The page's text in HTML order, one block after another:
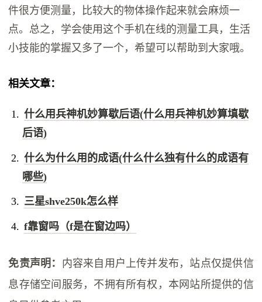
件很方便测量，比较大的物体操作起来就会麻烦一
点。总之，学会使用这个手机在线的测量工具，生活
小技能的掌握又多了一个，希望可以帮助到大家哦。
相关文章：
什么用兵神机妙算歇后语(什么用兵神机妙算填歇
后语)
什么为什么用的成语(什么什么独有什么的成语有
哪些)
三星shve250k怎么样
f靠窗吗（f是在窗边吗）
免责声明： 内容来自用户上传并发布，站点仅提供信
息存储空间服务，不拥有所有权，本网站所提供的信